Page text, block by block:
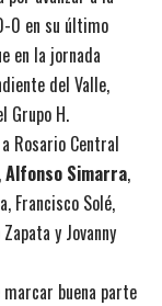
0 en su último
en la jornada
del Valle,
Grupo H.
Rosario Central
Alfonso Simarra,
Francisco Solé,
y Jovanny
marcar buena parte